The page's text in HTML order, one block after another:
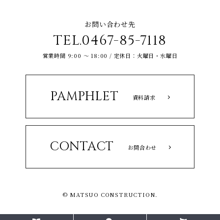
お問い合わせ先
TEL.0467-85-7118
営業時間 9:00 ～ 18:00 / 定休日：火曜日・水曜日
PAMPHLET 資料請求
CONTACT お問合わせ
© MATSUO CONSTRUCTION.